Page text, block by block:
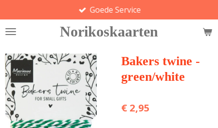
direct
naar
hoofdinhoud
Norikoskaarten
Goede Service
Bakers twine -
green/white
€ 2,95